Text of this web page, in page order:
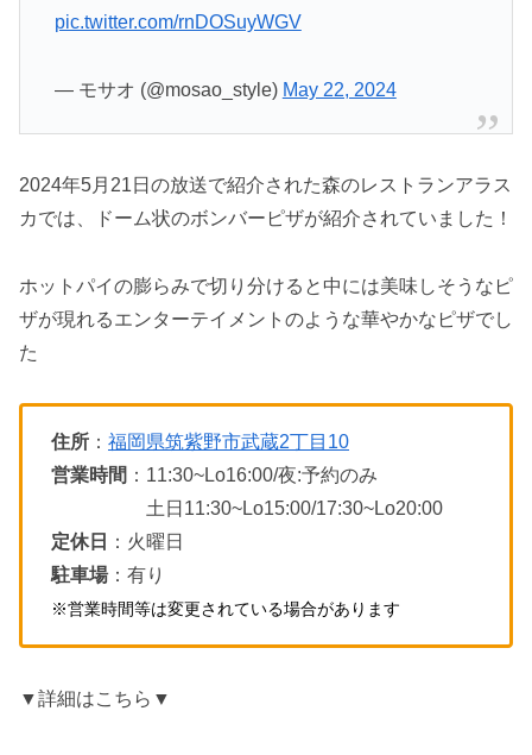
pic.twitter.com/rnDOSuyWGV
— モサオ (@mosao_style) May 22, 2024
2024年5月21日の放送で紹介された森のレストランアラス
カでは、ドーム状のボンバーピザが紹介されていました！
ホットパイの膨らみで切り分けると中には美味しそうなピ
ザが現れるエンターテイメントのような華やかなピザでし
た
住所 ： 福岡県筑紫野市武蔵2丁目10
営業時間 ：11:30~Lo16:00/夜:予約のみ
土日11:30~Lo15:00/17:30~Lo20:00
定休日
：火曜日
駐車場：有り
※営業時間等は変更されている場合があります
▼詳細はこちら▼